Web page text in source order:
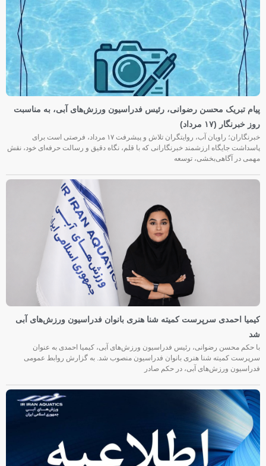
پیام تبریک محسن رضوانی، رئیس فدراسیون ورزش‌های آبی، به مناسبت
روز خبرنگار (۱۷ مرداد)
خبرنگاران؛ راویان آب، روایتگران تلاش و پیشرفت ۱۷ مرداد، فرصتی است برای
پاسداشت جایگاه ارزشمند خبرنگارانی که با قلم، نگاه دقیق و رسالت حرفه‌ای خود، نقش
مهمی در آگاهی‌بخشی، توسعه
کیمیا احمدی سرپرست کمیته شنا هنری بانوان فدراسیون ورزش‌های آبی
شد
با حکم محسن رضوانی، رئیس فدراسیون ورزش‌های آبی، کیمیا احمدی به عنوان
سرپرست کمیته شنا هنری بانوان فدراسیون منصوب شد. به گزارش روابط عمومی
فدراسیون ورزش‌های آبی، در حکم صادر